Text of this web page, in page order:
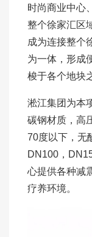
时尚商业中心
整个徐家汇区
成为连接整个
为一体，形成
梭于各个地块
淞江集团为本
碳钢材质，高
70度以下，无
DN100，
心提供各种减
疗养环境。